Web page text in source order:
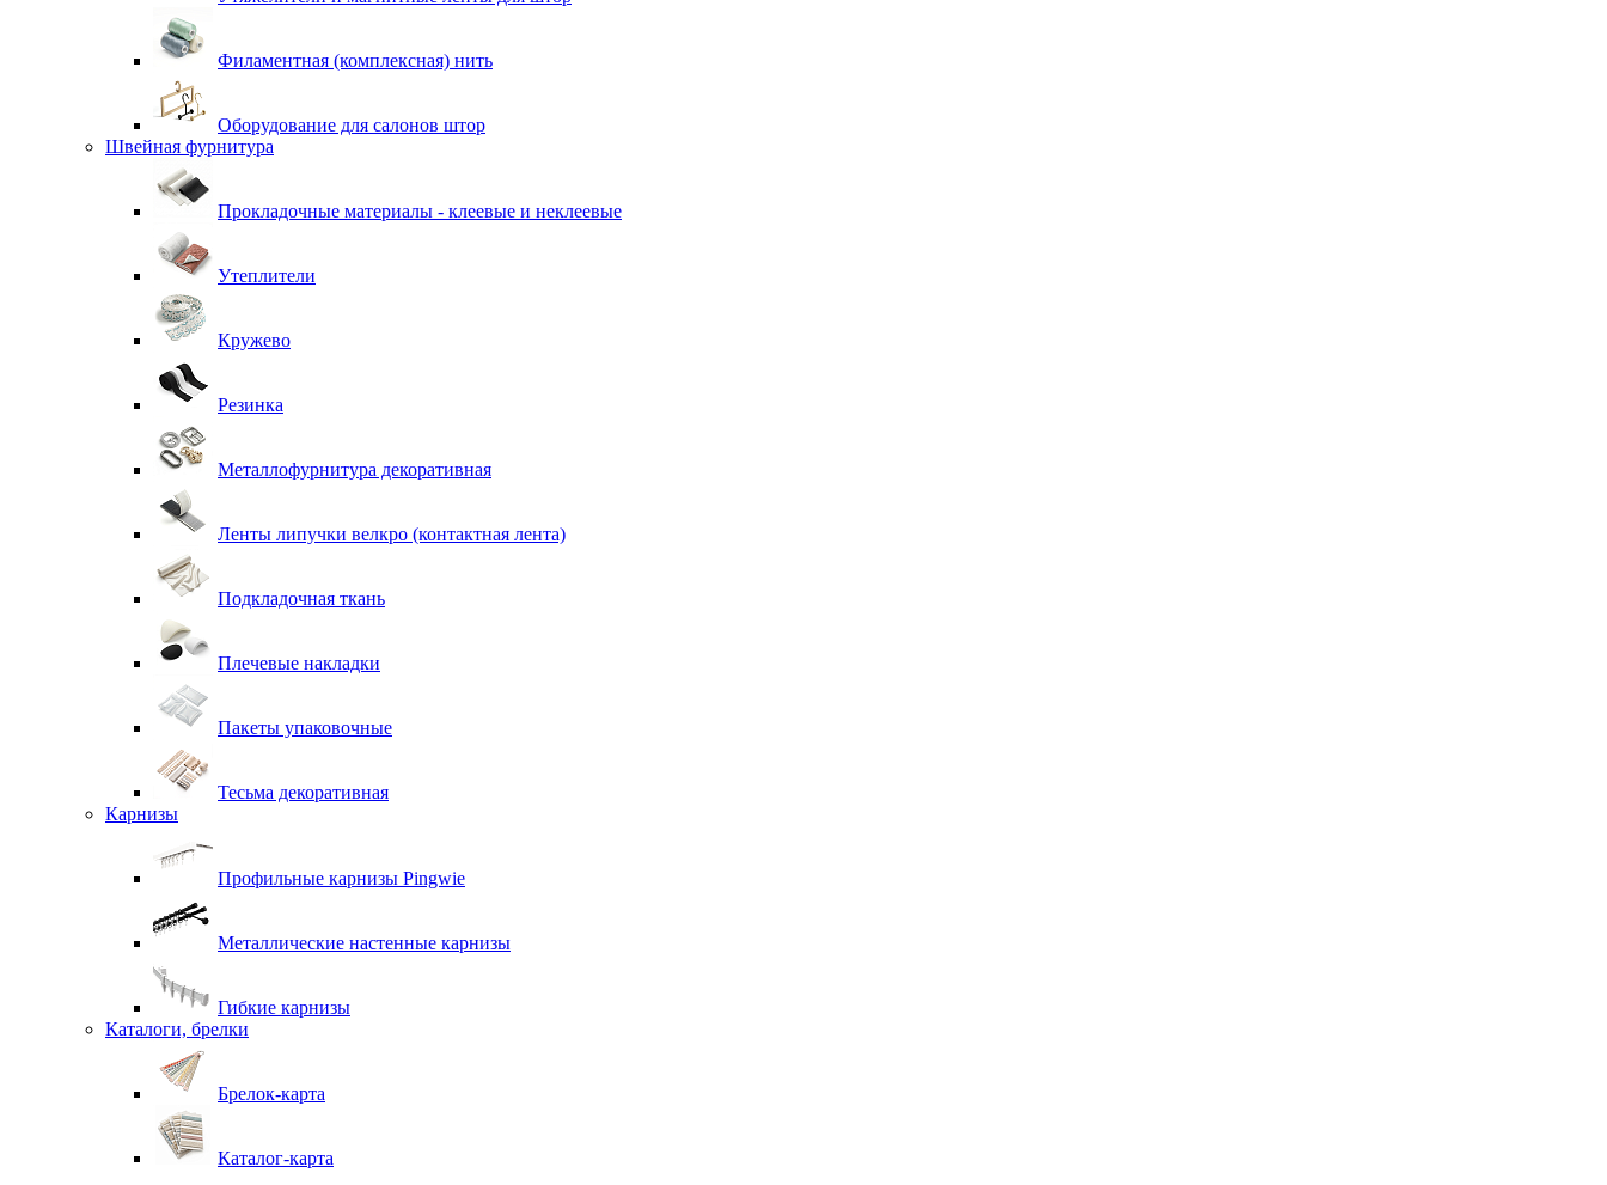
Филаментная (комплексная) нить
Оборудование для салонов штор
Швейная фурнитура
Прокладочные материалы - клеевые и неклеевые
Утеплители
Кружево
Резинка
Металлофурнитура декоративная
Ленты липучки велкро (контактная лента)
Подкладочная ткань
Плечевые накладки
Пакеты упаковочные
Тесьма декоративная
Карнизы
Профильные карнизы Pingwie
Металлические настенные карнизы
Гибкие карнизы
Каталоги, брелки
Брелок-карта
Каталог-карта